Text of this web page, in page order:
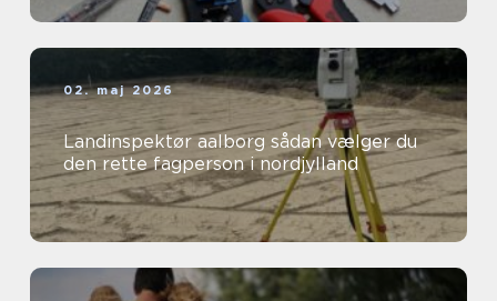
02. maj 2026
Landinspektør aalborg sådan vælger du
den rette fagperson i nordjylland